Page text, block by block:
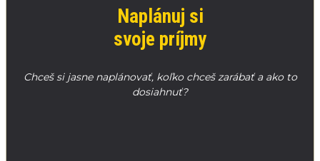
Naplánuj si
svoje príjmy
Chceš si jasne naplánovať, koľko chceš zarábať a ako to
dosiahnuť?